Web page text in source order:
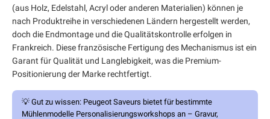
(aus Holz, Edelstahl, Acryl oder anderen Materialien) können je
nach Produktreihe in verschiedenen Ländern hergestellt werden,
doch die Endmontage und die Qualitätskontrolle erfolgen in
Frankreich. Diese französische Fertigung des Mechanismus ist ein
Garant für Qualität und Langlebigkeit, was die Premium-
Positionierung der Marke rechtfertigt.
💡 Gut zu wissen: Peugeot Saveurs bietet für bestimmte
Mühlenmodelle Personalisierungsworkshops an – Gravur,